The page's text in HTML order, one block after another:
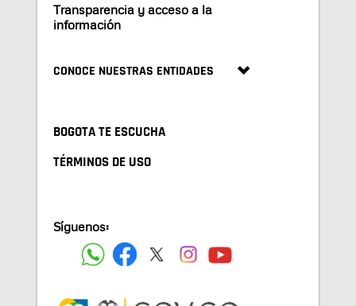
Transparencia y acceso a la
información
CONOCE NUESTRAS ENTIDADES
BOGOTA TE ESCUCHA
TÉRMINOS DE USO
Síguenos: